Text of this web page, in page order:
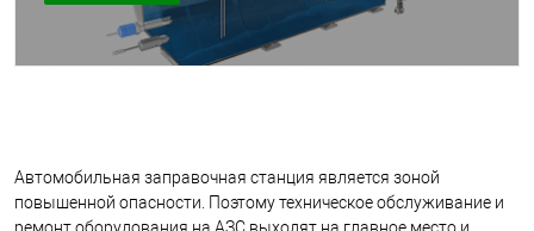
Автомобильная заправочная станция является зоной
повышенной опасности. Поэтому техническое обслуживание и